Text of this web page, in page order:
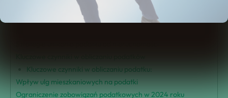
Odpowiedzialność sprzedawcy i zwolnienia
Określenie terminu i sposobu opłacania podatku od
Kluczowe czynniki w obliczaniu podatku:
Wpływ ulg mieszkaniowych na podatki
Ograniczenie zobowiązań podatkowych w 2024 roku